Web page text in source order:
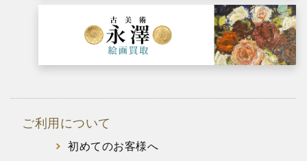
ご利用について
初めてのお客様へ